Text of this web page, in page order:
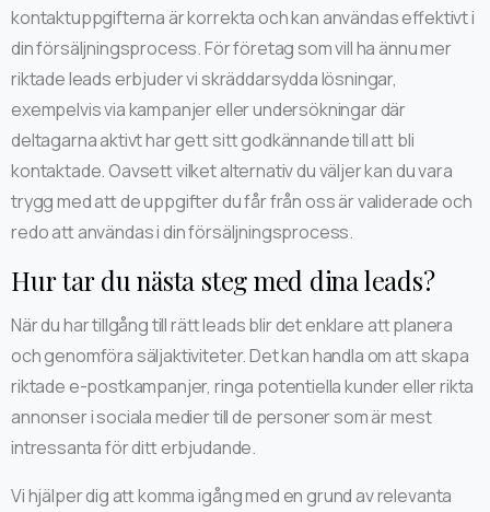
kontaktuppgifterna är korrekta och kan användas effektivt i
din försäljningsprocess. För företag som vill ha ännu mer
riktade leads erbjuder vi skräddarsydda lösningar,
exempelvis via kampanjer eller undersökningar där
deltagarna aktivt har gett sitt godkännande till att bli
kontaktade. Oavsett vilket alternativ du väljer kan du vara
trygg med att de uppgifter du får från oss är validerade och
redo att användas i din försäljningsprocess.
Hur tar du nästa steg med dina leads?
När du har tillgång till rätt leads blir det enklare att planera
och genomföra säljaktiviteter. Det kan handla om att skapa
riktade e-postkampanjer, ringa potentiella kunder eller rikta
annonser i sociala medier till de personer som är mest
intressanta för ditt erbjudande.
Vi hjälper dig att komma igång med en grund av relevanta